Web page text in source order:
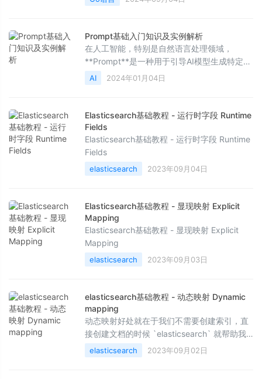
Prompt基础入门知识及实例解析
在人工智能，特别是自然语言处理领域，
**Prompt**是一种用于引导AI模型生成特定输
出的输入文本。它既可以是一句问题、一段描
述，也可以是一个指令，通过提供明确且具有
和上下文理解来生成符合预期的回答或内容。
例如：- Prompt: "写一篇关于环保的文章开头
段落。"- AI模型可能的响应: "环境保护是当今
全
AI 2024年01月04日
Elasticsearch基础教程 - 运行时字段 Runtime
Fields
Elasticsearch基础教程 - 运行时字段 Runtime
Fields
elasticsearch 2023年09月04日
Elasticsearch基础教程 - 显现映射 Explicit
Mapping
Elasticsearch基础教程 - 显现映射 Explicit
Mapping
elasticsearch 2023年09月03日
elasticsearch基础教程 - 动态映射 Dynamic
mapping
动态映射好处就在于我们不需要创建索引，直
接创建文档的时候 `elasticsearch` 就帮助我
们创建了索引。
elasticsearch 2023年09月02日